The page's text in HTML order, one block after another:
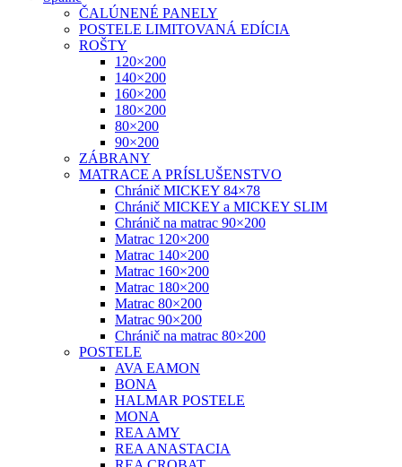
ČALÚNENÉ PANELY
POSTELE LIMITOVANÁ EDÍCIA
ROŠTY
120×200
140×200
160×200
180×200
80×200
90×200
ZÁBRANY
MATRACE A PRÍSLUŠENSTVO
Chránič MICKEY 84×78
Chránič MICKEY a MICKEY SLIM
Chránič na matrac 90×200
Matrac 120×200
Matrac 140×200
Matrac 160×200
Matrac 180×200
Matrac 80×200
Matrac 90×200
Chránič na matrac 80×200
POSTELE
AVA EAMON
BONA
HALMAR POSTELE
MONA
REA AMY
REA ANASTACIA